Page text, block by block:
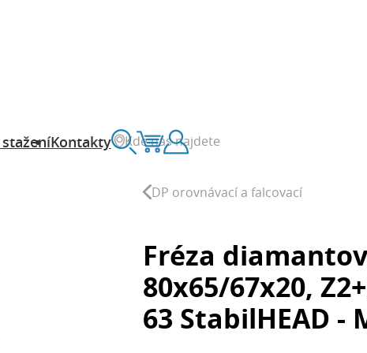
Kde nás najdete
Vyhledávání
KošíkZákaznický účet
staženíKontakty
DP orovnávací a falcovací
Fréza
80x65/67x20,
63 StabilHEAD -